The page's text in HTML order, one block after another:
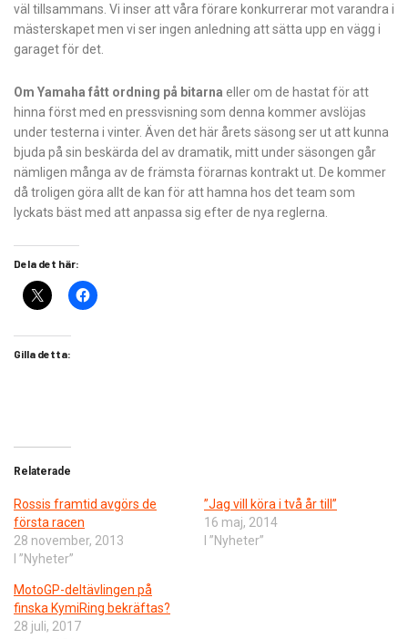
väl tillsammans. Vi inser att våra förare konkurrerar mot varandra i
mästerskapet men vi ser ingen anledning att sätta upp en vägg i
garaget för det.
Om Yamaha fått ordning på bitarna eller om de hastat för att
hinna först med en pressvisning som denna kommer avslöjas
under testerna i vinter. Även det här årets säsong ser ut att kunna
bjuda på sin beskärda del av dramatik, mitt under säsongen går
nämligen många av de främsta förarnas kontrakt ut. De kommer
då troligen göra allt de kan för att hamna hos det team som
lyckats bäst med att anpassa sig efter de nya reglerna.
Dela det här:
Gilla detta:
Relaterade
Rossis framtid avgörs de
första racen
28 november, 2013
I ”Nyheter”
”Jag vill köra i två år till”
16 maj, 2014
I ”Nyheter”
MotoGP-deltävlingen på
finska KymiRing bekräftas?
28 juli, 2017